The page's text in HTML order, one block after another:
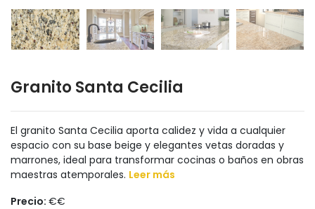
Granito Santa Cecilia
El granito Santa Cecilia aporta calidez y vida a cualquier
espacio con su base beige y elegantes vetas doradas y
marrones, ideal para transformar cocinas o baños en obras
maestras atemporales. Leer más
Precio: €€